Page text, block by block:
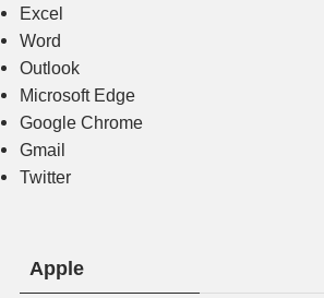
Excel
Word
Outlook
Microsoft Edge
Google Chrome
Gmail
Twitter
Apple